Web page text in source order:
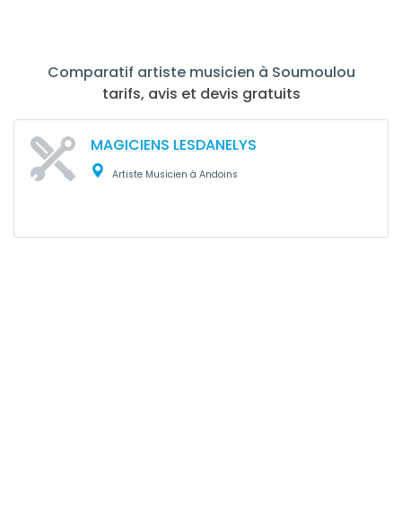
Comparatif artiste musicien à Soumoulou
tarifs, avis et devis gratuits
MAGICIENS LESDANELYS
Artiste Musicien à Andoins